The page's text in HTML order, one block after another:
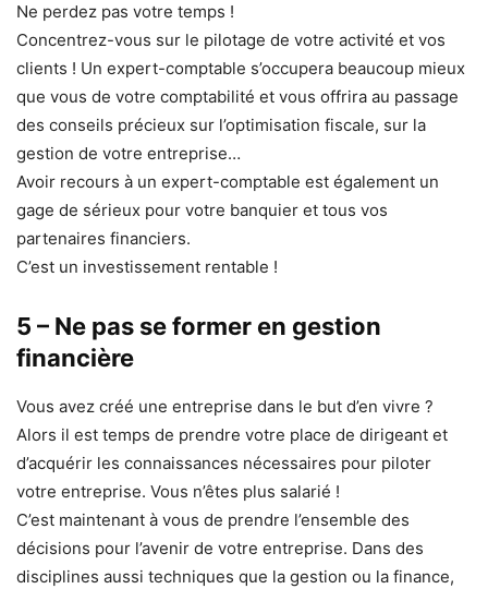
Ne perdez pas votre temps !
Concentrez-vous sur le pilotage de votre activité et vos
clients ! Un expert-comptable s’occupera beaucoup mieux
que vous de votre comptabilité et vous offrira au passage
des conseils précieux sur l’optimisation fiscale, sur la
gestion de votre entreprise…
Avoir recours à un expert-comptable est également un
gage de sérieux pour votre banquier et tous vos
partenaires financiers.
C’est un investissement rentable !
5 – Ne pas se former en gestion
financière
Vous avez créé une entreprise dans le but d’en vivre ?
Alors il est temps de prendre votre place de dirigeant et
d’acquérir les connaissances nécessaires pour piloter
votre entreprise. Vous n’êtes plus salarié !
C’est maintenant à vous de prendre l’ensemble des
décisions pour l’avenir de votre entreprise. Dans des
disciplines aussi techniques que la gestion ou la finance,